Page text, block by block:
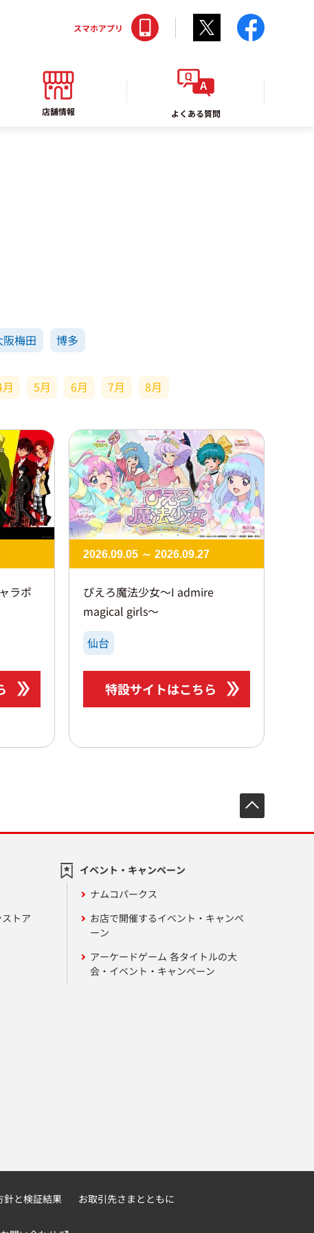
店舗情報 よくある質問
スマホアプリ Twitter
阪梅田 博多
5月 6月 7月 8月
ラポ
2026.09.05 ～ 2026.09.27
ぴえろ魔法少女～I admire
magical girls～
仙台
特設サイトはこちら
トア
イベント・キャンペーン
ナムコパークス
お店で開催するイベント・キャンペ
ーン
アーケードゲーム 各タイトルの大
会・イベント・キャンペーン
針と検証結果 お取引先さまとともに